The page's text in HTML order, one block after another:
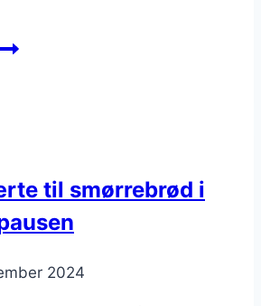
til smørrebrød i
2024